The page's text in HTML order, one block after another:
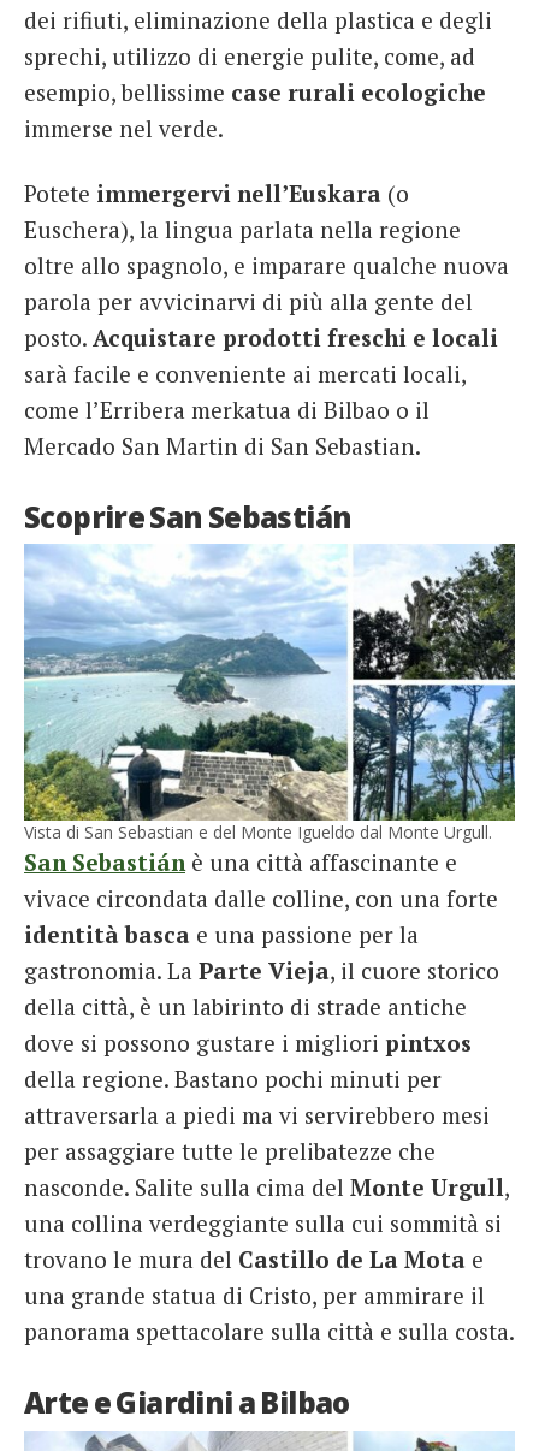
dei rifiuti, eliminazione della plastica e degli
sprechi, utilizzo di energie pulite, come, ad
esempio, bellissime case rurali ecologiche
immerse nel verde.
Potete immergervi nell’Euskara (o
Euschera), la lingua parlata nella regione
oltre allo spagnolo, e imparare qualche nuova
parola per avvicinarvi di più alla gente del
posto. Acquistare prodotti freschi e locali
sarà facile e conveniente ai mercati locali,
come l’Erribera merkatua di Bilbao o il
Mercado San Martin di San Sebastian.
Scoprire San Sebastián
Vista di San Sebastian e del Monte Igueldo dal Monte Urgull.
San Sebastiánè una città affascinante e
vivace circondata dalle colline, con una forte
identità basca e una passione per la
gastronomia. La Parte Vieja, il cuore storico
della città, è un labirinto di strade antiche
dove si possono gustare i migliori pintxos
della regione. Bastano pochi minuti per
attraversarla a piedi ma vi servirebbero mesi
per assaggiare tutte le prelibatezze che
nasconde. Salite sulla cima del Monte Urgull,
una collina verdeggiante sulla cui sommità si
trovano le mura del Castillo de La Mota e
una grande statua di Cristo, per ammirare il
panorama spettacolare sulla città e sulla costa.
Arte e Giardini a Bilbao